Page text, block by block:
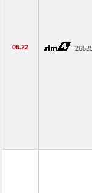
06.22